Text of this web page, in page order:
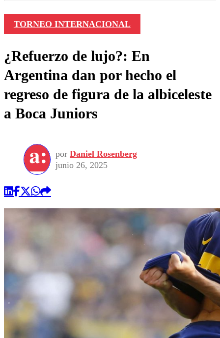
TORNEO INTERNACIONAL
¿Refuerzo de lujo?: En
Argentina dan por hecho el
regreso de figura de la albiceleste
a Boca Juniors
por Daniel Rosenberg
junio 26, 2025